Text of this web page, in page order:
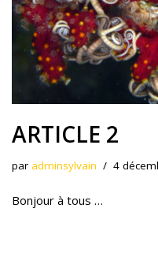
ARTICLE 2
par adminsylvain 4
Bonjour à tous …